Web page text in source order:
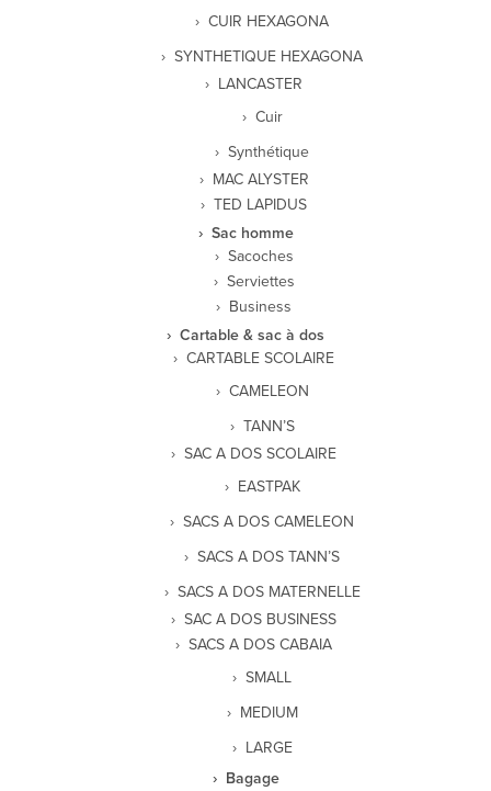
CUIR HEXAGONA
SYNTHETIQUE HEXAGONA
LANCASTER
Cuir
Synthétique
MAC ALYSTER
TED LAPIDUS
Sac homme
Sacoches
Serviettes
Business
Cartable & sac à dos
CARTABLE SCOLAIRE
CAMELEON
TANN’S
SAC A DOS SCOLAIRE
EASTPAK
SACS A DOS CAMELEON
SACS A DOS TANN’S
SACS A DOS MATERNELLE
SAC A DOS BUSINESS
SACS A DOS CABAIA
SMALL
MEDIUM
LARGE
Bagage